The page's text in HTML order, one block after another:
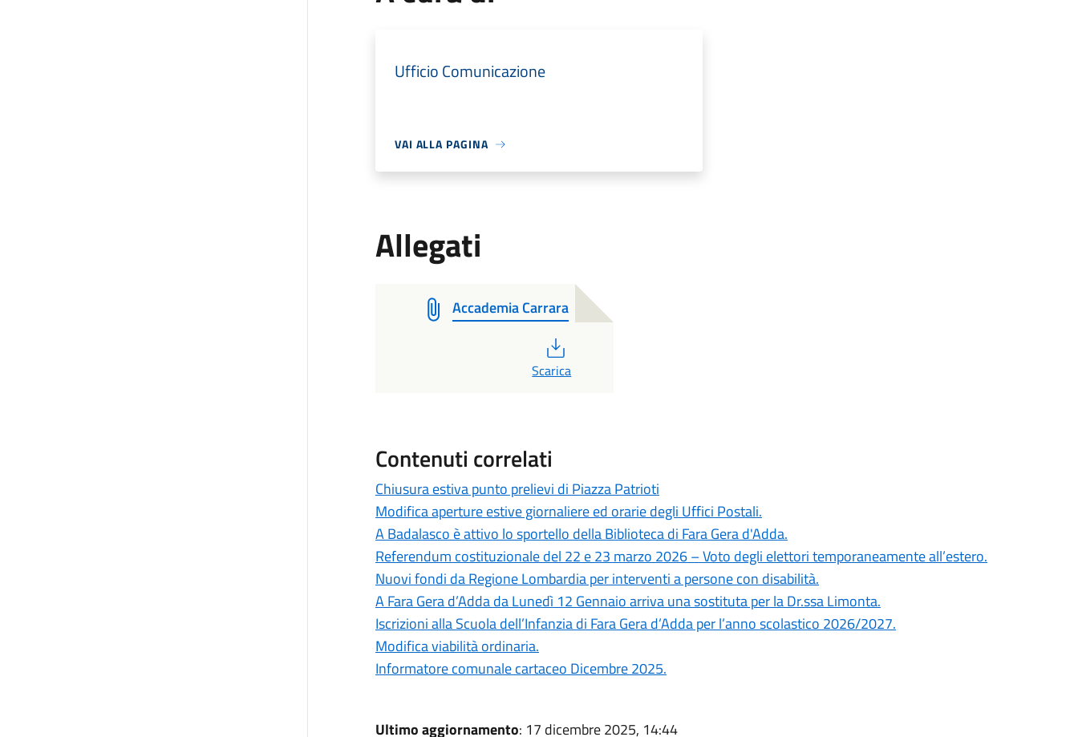
Ufficio Comunicazione
VAI ALLA PAGINA
Allegati
Accademia Carrara
Scarica
Contenuti correlati
Chiusura estiva punto prelievi di Piazza Patrioti
Modifica aperture estive giornaliere ed orarie degli Uffici Postali.
A Badalasco è attivo lo sportello della Biblioteca di Fara Gera d'Adda.
Referendum costituzionale del 22 e 23 marzo 2026 – Voto degli elettori temporaneamente all’estero.
Nuovi fondi da Regione Lombardia per interventi a persone con disabilità.
A Fara Gera d’Adda da Lunedì 12 Gennaio arriva una sostituta per la Dr.ssa Limonta.
Iscrizioni alla Scuola dell’Infanzia di Fara Gera d’Adda per l’anno scolastico 2026/2027.
Modifica viabilità ordinaria.
Informatore comunale cartaceo Dicembre 2025.
Ultimo aggiornamento: 17 dicembre 2025, 14:44